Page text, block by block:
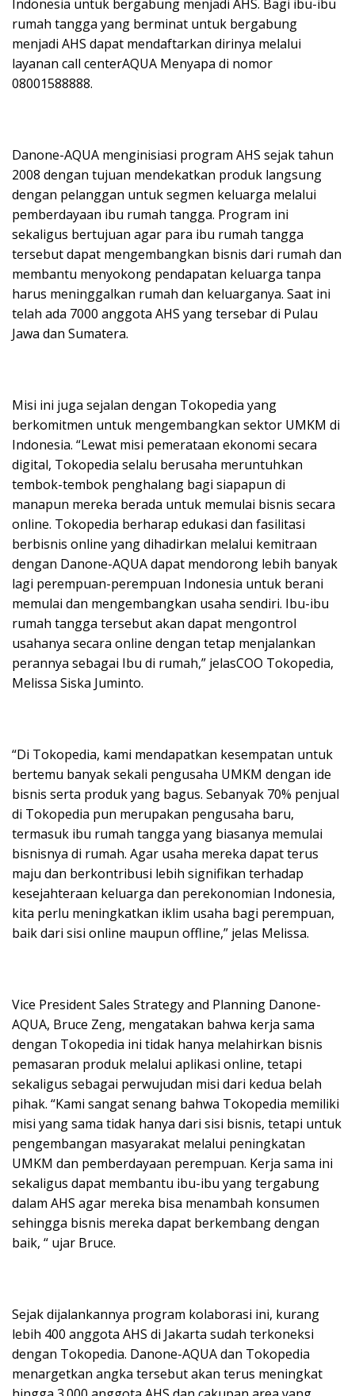
Indonesia untuk bergabung menjadi AHS. Bagi ibu-ibu
rumah tangga yang berminat untuk bergabung
menjadi AHS dapat mendaftarkan dirinya melalui
layanan call centerAQUA Menyapa di nomor
08001588888.
Danone-AQUA menginisiasi program AHS sejak tahun
2008 dengan tujuan mendekatkan produk langsung
dengan pelanggan untuk segmen keluarga melalui
pemberdayaan ibu rumah tangga. Program ini
sekaligus bertujuan agar para ibu rumah tangga
tersebut dapat mengembangkan bisnis dari rumah dan
membantu menyokong pendapatan keluarga tanpa
harus meninggalkan rumah dan keluarganya. Saat ini
telah ada 7000 anggota AHS yang tersebar di Pulau
Jawa dan Sumatera.
Misi ini juga sejalan dengan Tokopedia yang
berkomitmen untuk mengembangkan sektor UMKM di
Indonesia. “Lewat misi pemerataan ekonomi secara
digital, Tokopedia selalu berusaha meruntuhkan
tembok-tembok penghalang bagi siapapun di
manapun mereka berada untuk memulai bisnis secara
online. Tokopedia berharap edukasi dan fasilitasi
berbisnis online yang dihadirkan melalui kemitraan
dengan Danone-AQUA dapat mendorong lebih banyak
lagi perempuan-perempuan Indonesia untuk berani
memulai dan mengembangkan usaha sendiri. Ibu-ibu
rumah tangga tersebut akan dapat mengontrol
usahanya secara online dengan tetap menjalankan
perannya sebagai Ibu di rumah,” jelasCOO Tokopedia,
Melissa Siska Juminto.
“Di Tokopedia, kami mendapatkan kesempatan untuk
bertemu banyak sekali pengusaha UMKM dengan ide
bisnis serta produk yang bagus. Sebanyak 70% penjual
di Tokopedia pun merupakan pengusaha baru,
termasuk ibu rumah tangga yang biasanya memulai
bisnisnya di rumah. Agar usaha mereka dapat terus
maju dan berkontribusi lebih signifikan terhadap
kesejahteraan keluarga dan perekonomian Indonesia,
kita perlu meningkatkan iklim usaha bagi perempuan,
baik dari sisi online maupun offline,” jelas Melissa.
Vice President Sales Strategy and Planning Danone-
AQUA, Bruce Zeng, mengatakan bahwa kerja sama
dengan Tokopedia ini tidak hanya melahirkan bisnis
pemasaran produk melalui aplikasi online, tetapi
sekaligus sebagai perwujudan misi dari kedua belah
pihak. “Kami sangat senang bahwa Tokopedia memiliki
misi yang sama tidak hanya dari sisi bisnis, tetapi untuk
pengembangan masyarakat melalui peningkatan
UMKM dan pemberdayaan perempuan. Kerja sama ini
sekaligus dapat membantu ibu-ibu yang tergabung
dalam AHS agar mereka bisa menambah konsumen
sehingga bisnis mereka dapat berkembang dengan
baik, “ ujar Bruce.
Sejak dijalankannya program kolaborasi ini, kurang
lebih 400 anggota AHS di Jakarta sudah terkoneksi
dengan Tokopedia. Danone-AQUA dan Tokopedia
menargetkan angka tersebut akan terus meningkat